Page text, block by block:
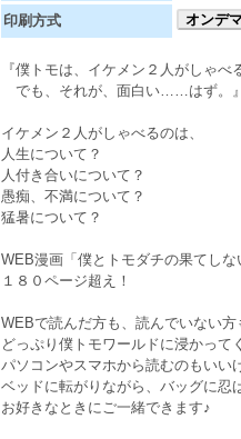
印刷方式 オンデ
『僕トモは、イケメン２人がしゃべ
でも、それが、面白い……はず。
イケメン２人がしゃべるのは、
人生について？
人付き合いについて？
愚痴、不満について？
猛暑について？
WEB漫画「僕とトモダチの果てし
１８０ページ超え！
WEBで読んだ方も、読んでいない方
どっぷり僕トモワールドに浸かって
パソコンやスマホから読むのもいい
ベッドに転がりながら、バッグに忍
お好きなときにご一緒できます♪